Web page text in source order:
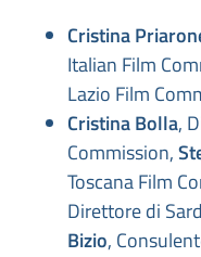
Cristina
Italian Film
Lazio Film
Cristina Bolla,
Commission,
Toscana Film
Direttore di
Bizio,